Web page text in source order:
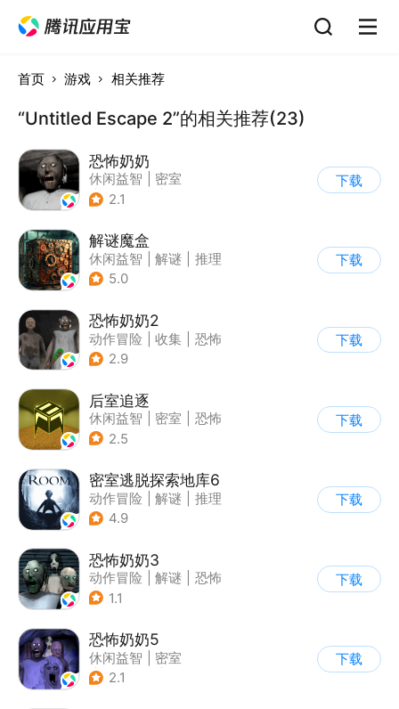
首页 游戏 相关推荐
“Untitled Escape 2”的相关推荐(23)
恐怖奶奶
休闲益智
密室
| 恐怖奶奶
2.1
下载
解谜魔盒
休闲益智 解谜
推理
| 烧脑
5.0
下载
恐怖奶奶2
动作冒险 收集
恐怖
| 恐怖奶奶
2.9
下载
后室追逐
休闲益智 密室
恐怖
| 卡通
2.5
下载
密室逃脱探索地库6
动作冒险 解谜
推理
| 欧美风
4.9
下载
恐怖奶奶3
动作冒险 解谜
恐怖
| 恐怖奶奶
1.1
下载
恐怖奶奶5
休闲益智
密室
| 恐怖奶奶
2.1
下载